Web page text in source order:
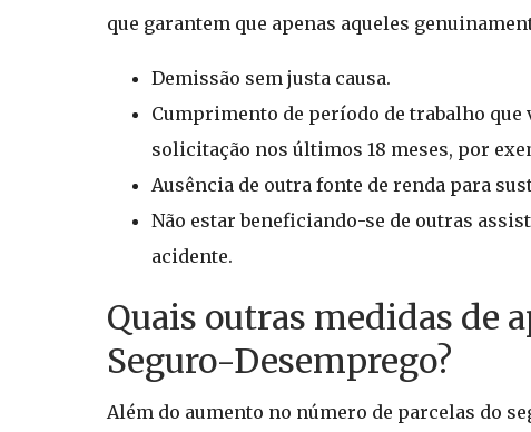
que garantem que apenas aqueles
Demissão sem justa causa.
Cumprimento de período de trabalho
solicitação nos últimos 18 meses, por
Ausência de outra fonte de renda para
Não estar beneficiando-se de outras
acidente.
Quais outras medidas de
Seguro-Desemprego?
Além do aumento no número de parcelas do